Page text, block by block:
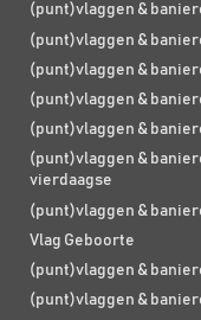
(punt)vlaggen &
(punt)vlaggen &
(punt)vlaggen &
(punt)vlaggen &
(punt)vlaggen &
(punt)vlaggen &
vierdaagse
(punt)vlaggen &
Vlag Geboorte
(punt)vlaggen &
(punt)vlaggen &